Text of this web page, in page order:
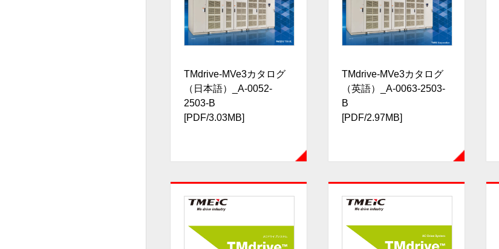
TMdrive-MVe3カタログ
（日本語）_A-0052-
2503-B
[PDF/3.03MB]
TMdrive-MVe3カタログ
（英語）_A-0063-2503-
B
[PDF/2.97MB]